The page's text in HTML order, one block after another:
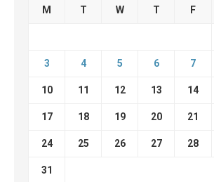
M T W T F
3 4 5 6 7
10 11 12 13 14
17 18 19 20 21
24 25 26 27 28
31